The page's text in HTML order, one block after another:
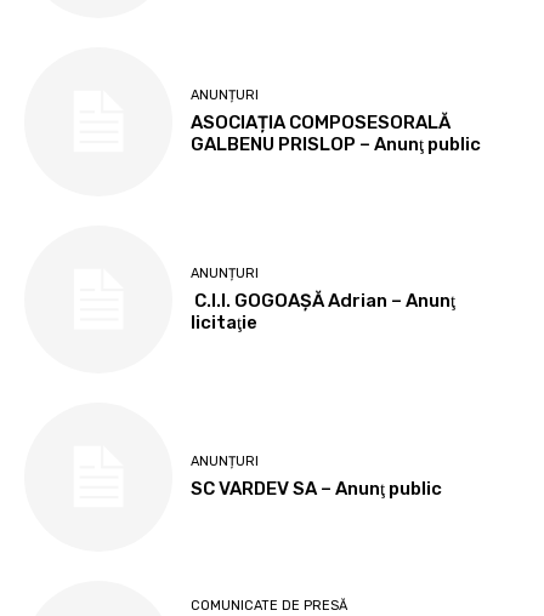
ANUNȚURI
ASOCIAȚIA COMPOSESORALĂ
GALBENU PRISLOP – Anunţ public
ANUNȚURI
C.I.I. GOGOAŞĂ Adrian – Anunţ
licitaţie
ANUNȚURI
SC VARDEV SA – Anunţ public
COMUNICATE DE PRESĂ